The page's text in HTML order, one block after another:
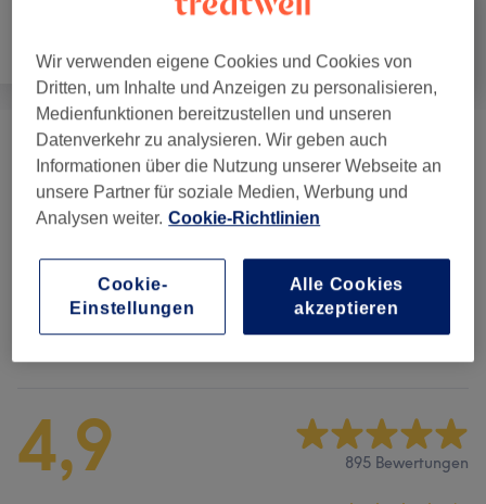
Nägel Haarentfernung
Gesichtsbehandlung (8 )
Augenbrauen & Wimpernbehandlungen )
Gesichtsbehandlungen (4 ab 45 €
4,9 895 Bewertungen
Wir verwenden eigene Cookies und Cookies von
Dritten, um Inhalte und Anzeigen zu personalisieren,
Medienfunktionen bereitzustellen und unseren
Datenverkehr zu analysieren. Wir geben auch
Informationen über die Nutzung unserer Webseite an
unsere Partner für soziale Medien, Werbung und
Analysen weiter. Cookie-Richtlinien
Cookie-
Einstellungen
Alle Cookies
akzeptieren